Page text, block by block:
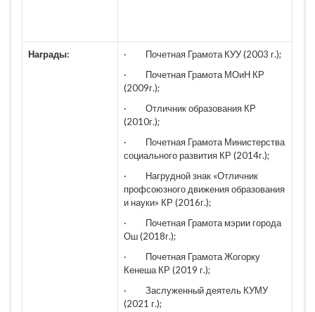
Награды:
· Почетная Грамота КУУ (2003 г.);
· Почетная Грамота МОиН КР
(2009г.);
· Отличник образования КР
(2010г.);
· Почетная Грамота Министерства
социального развития КР (2014г.);
· Нагрудной знак «Отличник
профсоюзного движения образования
и науки» КР (2016г.);
· Почетная Грамота мэрии города
Ош (2018г.);
· Почетная Грамота Жогорку
Кенеша КР (2019 г.);
· Заслуженный деятель КУМУ
(2021 г.);